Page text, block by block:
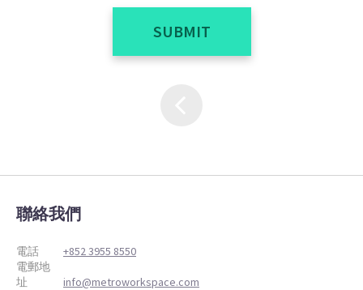
SUBMIT
聯絡我們
電話
+852 3955 8550
電郵地
址
info@metroworkspace.com